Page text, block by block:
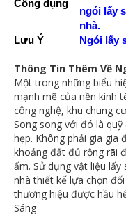
Công dụng
ngói lấy
nhà.
Lưu Ý
Ngói lấy
Thông Tin Thêm Về
Một trong những biểu
mạnh mẽ của nền kinh
công nghệ, khu chung
Song song với đó là
hẹp. Không phải gia gia
khoảng đất đủ rộng rãi
ấm. Sử dụng vật liệu
nhà thiết kế lựa chọn
thương hiệu được hầu
Sáng